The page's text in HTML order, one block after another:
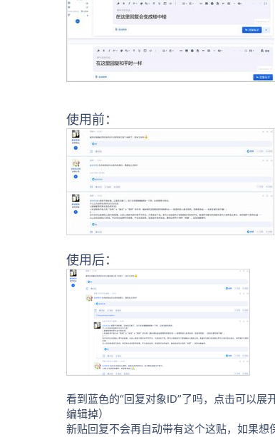
使用前：
使用后：
看到蓝色的“回复对象ID”了吗，点击可以
编辑掉）
新贴回复不会再自动带有这个这贴，如果想